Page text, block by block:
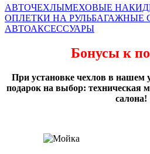
АВТОЧЕХЛЫМЕХОВЫЕ
ОПЛЕТКИ НА РУЛЬБАГАЖНЫЕ
АВТОАКСЕССУАРЫ
Бонусы к
При установке чехлов в нашем
подарок на выбор: техническая
салона!